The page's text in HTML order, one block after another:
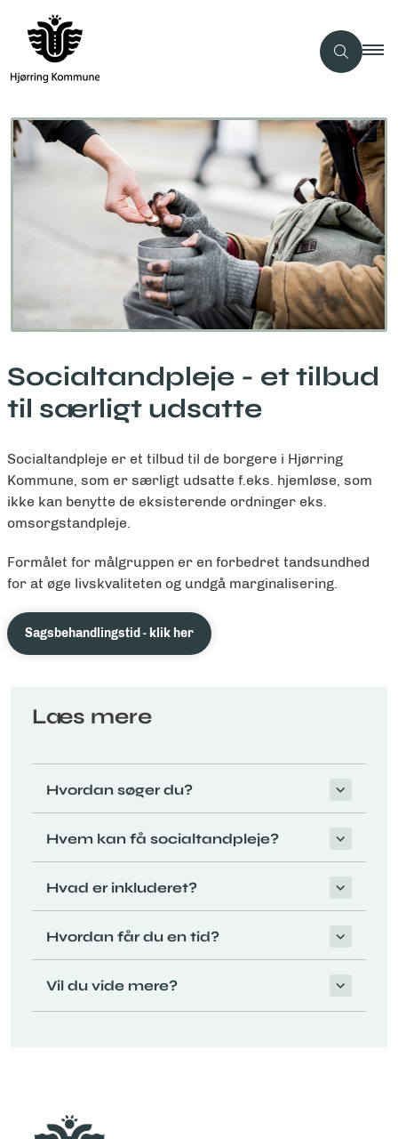
Socialtandpleje - et tilbud
til særligt udsatte
Socialtandpleje er et tilbud til de borgere i Hjørring
Kommune, som er særligt udsatte f.eks. hjemløse, som
ikke kan benytte de eksisterende ordninger eks.
omsorgstandpleje.
Formålet for målgruppen er en forbedret tandsundhed
for at øge livskvaliteten og undgå marginalisering.
Sagsbehandlingstid - klik her
Læs mere
Hvordan søger du?
Hvem kan få socialtandpleje?
Hvad er inkluderet?
Hvordan får du en tid?
Vil du vide mere?